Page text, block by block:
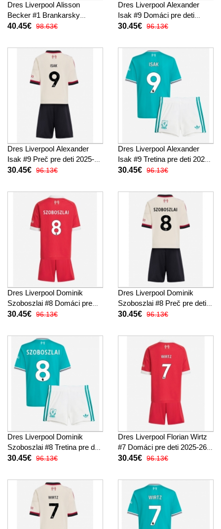
Dres Liverpool Alisson
Becker #1 Brankarsky
Tretina pre deti 2025-26 Dlhy
40.45€ 98.63€
Dres Liverpool Alexander
Isak #9 Domáci pre deti
2025-26 Krátky Rukáv (+
30.45€ 96.13€
Dres Liverpool Alexander
Isak #9 Preč pre deti 2025-26
Krátky Rukáv (+ trenírky)
30.45€ 96.13€
Dres Liverpool Alexander
Isak #9 Tretina pre deti 2025-
26 Krátky Rukáv (+ trenírky)
30.45€ 96.13€
Dres Liverpool Dominik
Szoboszlai #8 Domáci pre
deti 2025-26 Krátky Rukáv (+
30.45€ 96.13€
Dres Liverpool Dominik
Szoboszlai #8 Preč pre deti
2025-26 Krátky Rukáv (+
30.45€ 96.13€
Dres Liverpool Dominik
Szoboszlai #8 Tretina pre deti
2025-26 Krátky Rukáv (+
30.45€ 96.13€
Dres Liverpool Florian Wirtz
#7 Domáci pre deti 2025-26
Krátky Rukáv (+ trenírky)
30.45€ 96.13€